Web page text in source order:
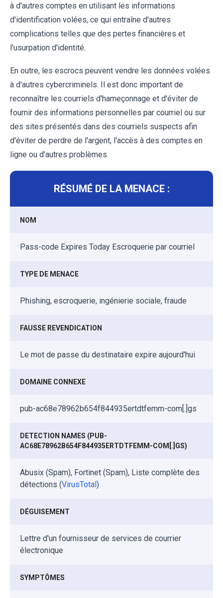
à d'autres comptes en utilisant les informations
d'identification volées, ce qui entraîne d'autres
complications telles que des pertes financières et
l'usurpation d'identité.
En outre, les escrocs peuvent vendre les données volées
à d'autres cybercriminels. Il est donc important de
reconnaître les courriels d'hameçonnage et d'éviter de
fournir des informations personnelles par courriel ou sur
des sites présentés dans des courriels suspects afin
d'éviter de perdre de l'argent, l'accès à des comptes en
ligne ou d'autres problèmes.
RÉSUMÉ DE LA MENACE :
NOM
Pass-code Expires Today Escroquerie par courriel
TYPE DE MENACE
Phishing, escroquerie, ingénierie sociale, fraude
FAUSSE REVENDICATION
Le mot de passe du destinataire expire aujourd'hui
DOMAINE CONNEXE
pub-ac68e78962b654f844935ertdtfemm-com[.]gs
DETECTION NAMES (PUB-
AC68E78962B654F844935ERTDTFEMM-COM[.]GS)
Abusix (Spam), Fortinet (Spam), Liste complète des
détections (VirusTotal)
DÉGUISEMENT
Lettre d'un fournisseur de services de courrier
électronique
SYMPTÔMES